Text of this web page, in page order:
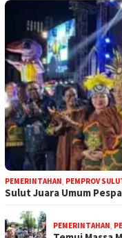
PEMERINTAHAN, PEMPROV
Sulut Juara Umum
PEMERINTAHAN,